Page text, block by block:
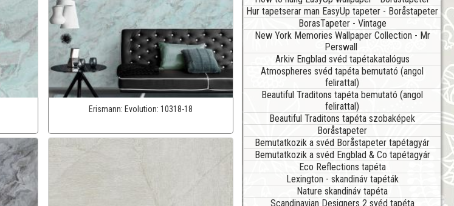
Erismann: Evolution:10318-18
Hur tapetserar man EasyUp tapeter - Boråstapeter
BorasTapeter - Vintage
New York Memories Wallpaper Collection - Mr
Perswall
Arkiv Engblad svéd tapétakatalógus
Atmospheres svéd tapéta bemutató (angol
felirattal)
Beautiful Traditons tapéta bemutató (angol
felirattal)
Beautiful Traditons tapéta szobaképek
Boråstapeter
Bemutatkozik a svéd Boråstapeter tapétagyár
Bemutatkozik a svéd Engblad & Co tapétagyár
Eco Reflections tapéta
Lexington - skandináv tapéták
Nature skandináv tapéta
Scandinavian Designers 2 svéd tapéta